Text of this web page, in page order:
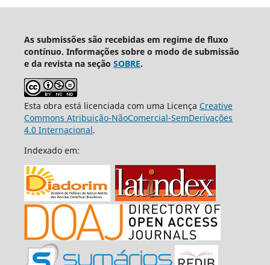
As submissões são recebidas em regime de fluxo
contínuo. Informações sobre o modo de submissão
e da revista na seção SOBRE.
Esta obra está licenciada com uma Licença Creative
Commons Atribuição-NãoComercial-SemDerivações
4.0 Internacional.
Indexado em: